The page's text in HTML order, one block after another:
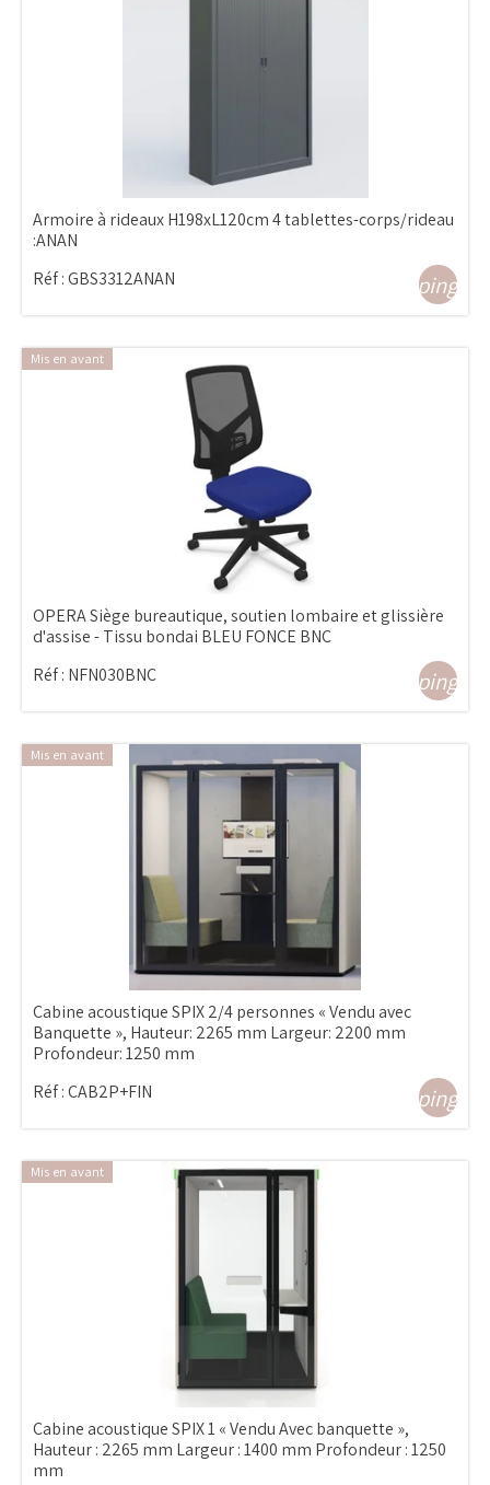
Armoire à rideaux H198xL120cm 4 tablettes-corps/rideau
:ANAN
Réf :GBS3312ANAN
Mis en avant
OPERA Siège bureautique, soutien lombaire et glissière
d'assise - Tissu bondai BLEU FONCE BNC
Réf : NFN030BNC
Mis en avant
Cabine acoustique SPIX 2/4 personnes « Vendu avec
Banquette », Hauteur: 2265 mm Largeur: 2200 mm
Profondeur: 1250 mm
Réf :CAB2P+FIN
Mis en avant
Cabine acoustique SPIX 1 « Vendu Avec banquette »,
Hauteur : 2265 mm Largeur : 1400 mm Profondeur : 1250
mm